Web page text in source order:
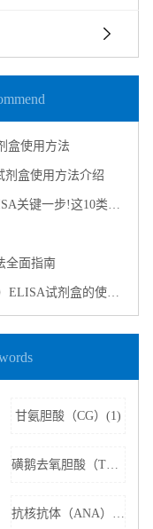
盒使用方法
剂盒使用方法介绍
步!这10类样品要如何处理?
全面指南
试剂盒的使用方法
甘氨胆酸（CG）(1)
磺鹅去氧胆酸（TCDCA）(1)
抗核抗体（ANA）(1)